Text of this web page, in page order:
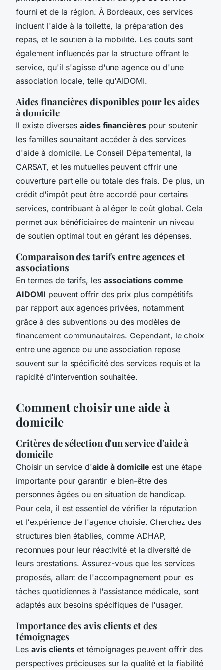
fourni et de la région. À Bordeaux, ces services
incluent l'aide à la toilette, la préparation des
repas, et le soutien à la mobilité. Les coûts sont
également influencés par la structure offrant le
service, qu'il s'agisse d'une agence ou d'une
association locale, telle qu'AIDOMI.
Aides financières disponibles pour les aides
à domicile
Il existe diverses aides financières pour soutenir
les familles souhaitant accéder à des services
d'aide à domicile. Le Conseil Départemental, la
CARSAT, et les mutuelles peuvent offrir une
couverture partielle ou totale des frais. De plus, un
crédit d'impôt peut être accordé pour certains
services, contribuant à alléger le coût global. Cela
permet aux bénéficiaires de maintenir un niveau
de soutien optimal tout en gérant les dépenses.
Comparaison des tarifs entre agences et
associations
En termes de tarifs, les associations comme
AIDOMI peuvent offrir des prix plus compétitifs
par rapport aux agences privées, notamment
grâce à des subventions ou des modèles de
financement communautaires. Cependant, le choix
entre une agence ou une association repose
souvent sur la spécificité des services requis et la
rapidité d'intervention souhaitée.
Comment choisir une aide à
domicile
Critères de sélection d'un service d'aide à
domicile
Choisir un service d'aide à domicile est une étape
importante pour garantir le bien-être des
personnes âgées ou en situation de handicap.
Pour cela, il est essentiel de vérifier la réputation
et l'expérience de l'agence choisie. Cherchez des
structures bien établies, comme ADHAP,
reconnues pour leur réactivité et la diversité de
leurs prestations. Assurez-vous que les services
proposés, allant de l'accompagnement pour les
tâches quotidiennes à l'assistance médicale, sont
adaptés aux besoins spécifiques de l'usager.
Importance des avis clients et des
témoignages
Les avis clients et témoignages peuvent offrir des
perspectives précieuses sur la qualité et la fiabilité